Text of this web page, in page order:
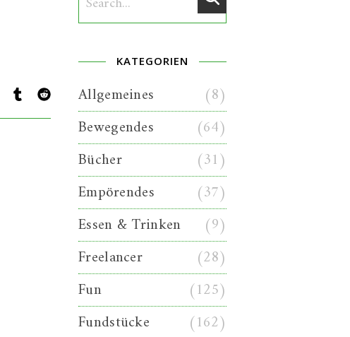
KATEGORIEN
Allgemeines
(8)
Bewegendes
(64)
Bücher
(31)
Empörendes
(37)
Essen & Trinken
(9)
Freelancer
(28)
Fun
(125)
Fundstücke
(162)